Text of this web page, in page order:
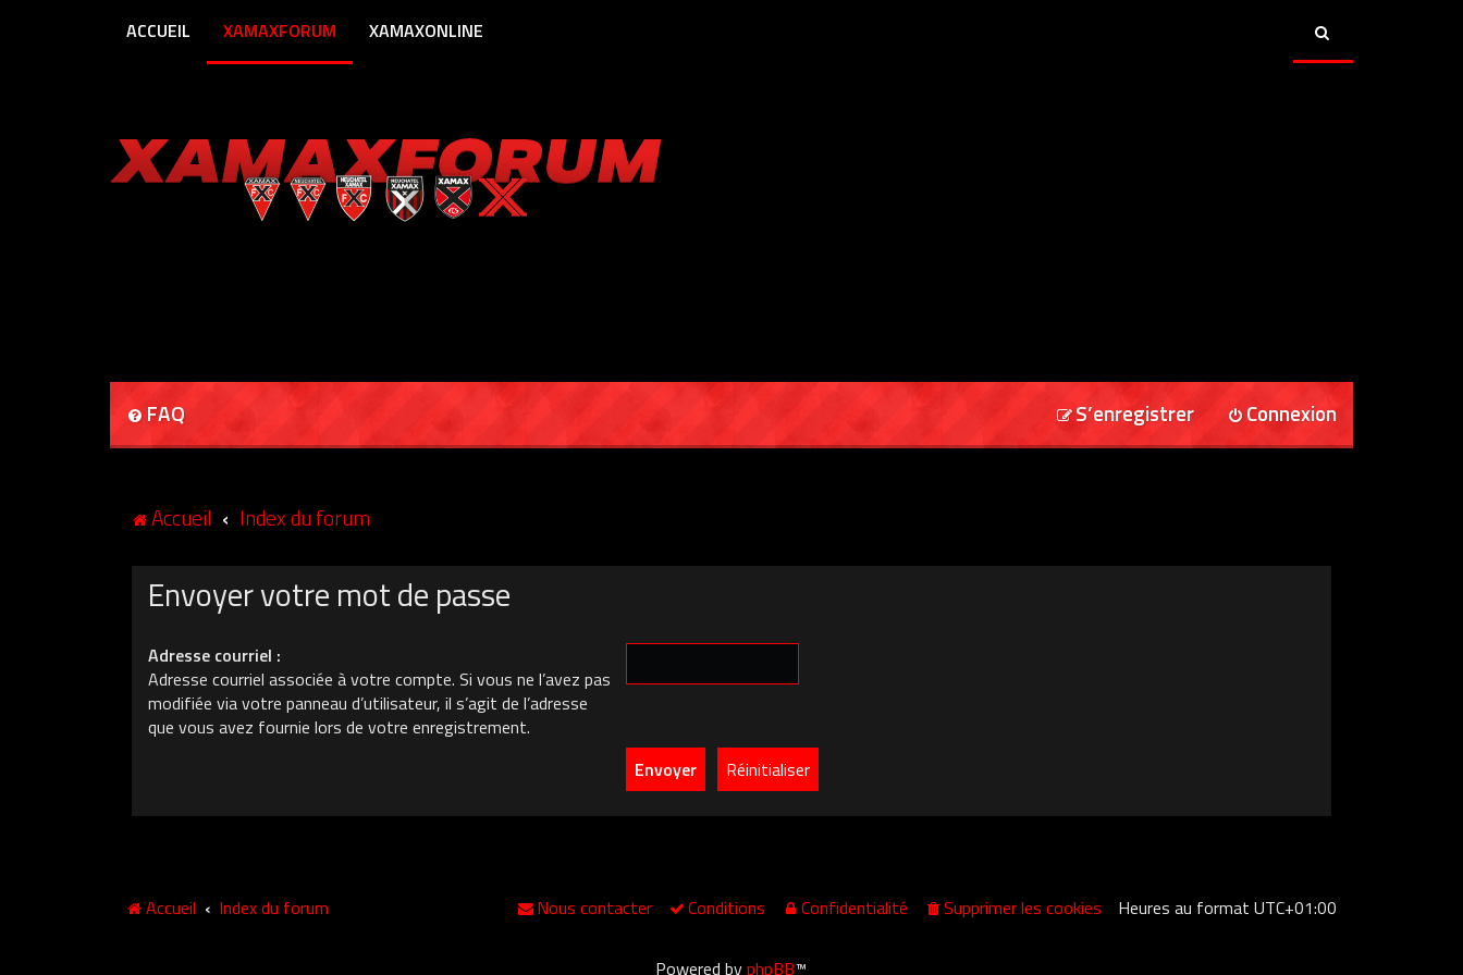
ACCUEIL XAMAXFORUM XAMAXONLINE
FAQ Connexion
S’enregistrer
Accueil Index du forum
Envoyer votre mot de passe
Adresse courriel :
Adresse courriel associée à votre compte. Si vous ne l’avez pas
modifiée via votre panneau d’utilisateur, il s’agit de l’adresse
que vous avez fournie lors de votre enregistrement.
Accueil Index du forum Heures au formatUTC+01:00
Supprimer les cookies
Confidentialité
Conditions
Nous contacter
Powered byphpBB™